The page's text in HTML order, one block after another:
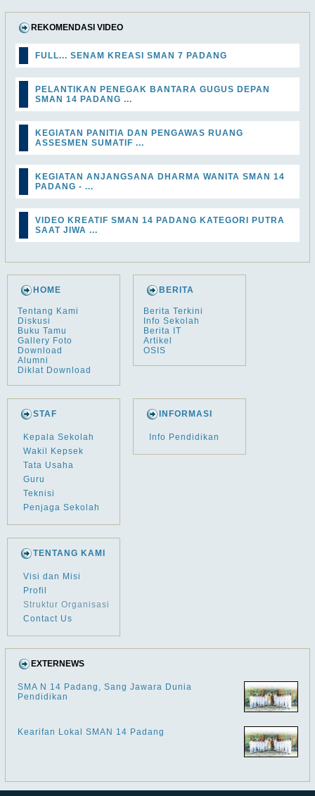
REKOMENDASI VIDEO
FULL... SENAM KREASI SMAN 7 PADANG
PELANTIKAN PENEGAK BANTARA GUGUS DEPAN
SMAN 14 PADANG ...
KEGIATAN PANITIA DAN PENGAWAS RUANG
ASSESMEN SUMATIF ...
KEGIATAN ANJANGSANA DHARMA WANITA SMAN 14
PADANG - ...
VIDEO KREATIF SMAN 14 PADANG KATEGORI PUTRA
SAAT JIWA ...
HOME
Tentang Kami
Diskusi
Buku Tamu
Gallery Foto
Download
Alumni
Diklat Download
BERITA
Berita Terkini
Info Sekolah
Berita IT
Artikel
OSIS
STAF
Kepala Sekolah
Wakil Kepsek
Tata Usaha
Guru
Teknisi
Penjaga Sekolah
INFORMASI
Info Pendidikan
TENTANG KAMI
Visi dan Misi
Profil
Struktur Organisasi
Contact Us
EXTERNEWS
SMA N 14 Padang, Sang Jawara Dunia
Pendidikan
Kearifan Lokal SMAN 14 Padang